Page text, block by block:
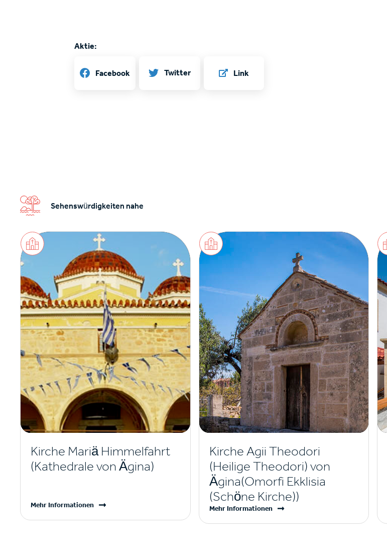
Aktie:
Facebook Twitter Link
Sehenswürdigkeiten nahe
Kirche Mariä Himmelfahrt
(Kathedrale von Ägina)
Mehr Informationen
Kirche Agii Theodori
(Heilige Theodori) von
Ägina(Omorfi Ekklisia
(Schöne Kirche))
Mehr Informationen